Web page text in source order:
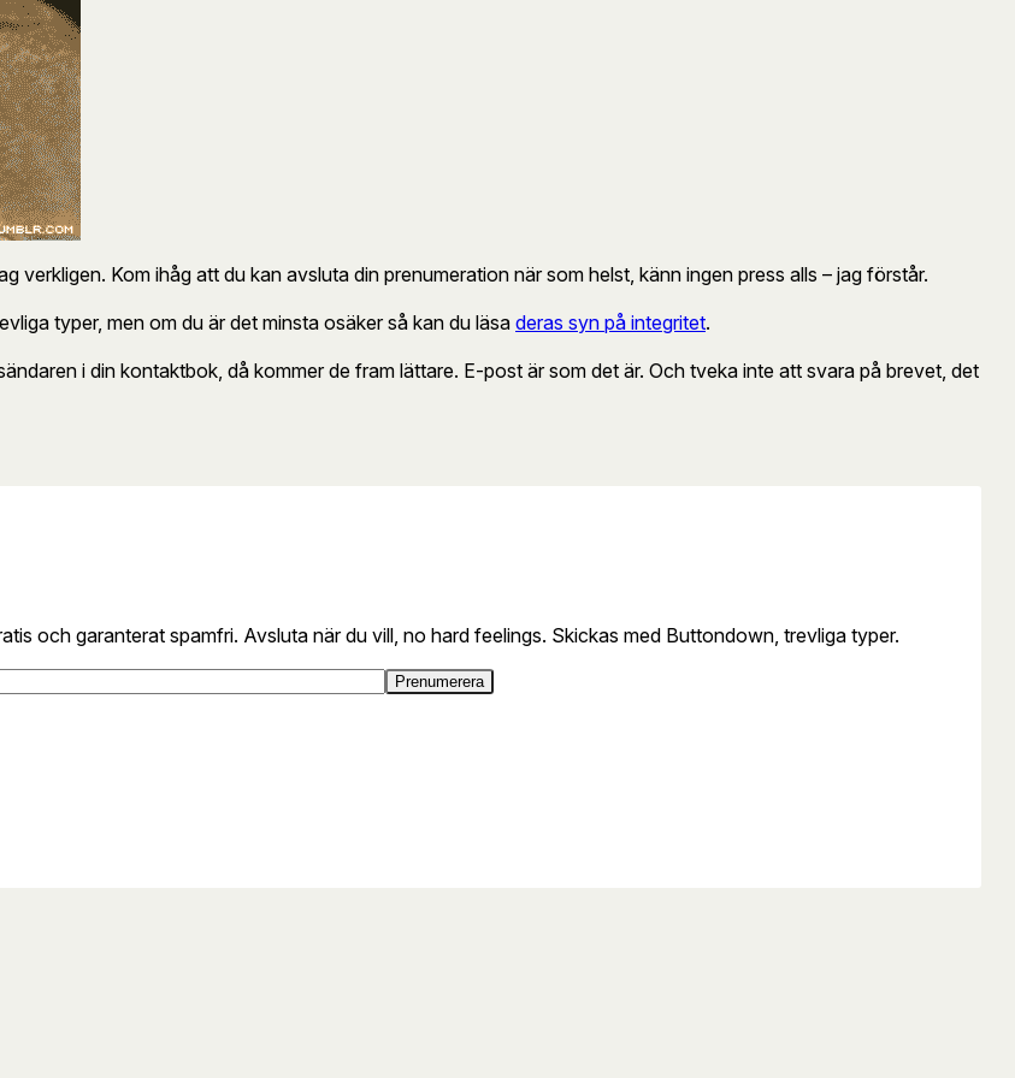
verkligen. Kom ihåg att du kan avsluta din prenumeration när som helst, känn ingen press alls – jag förstår.
typer, men om du är det minsta osäker så kan du läsaderas syn på integritet.
i din kontaktbok, då kommer de fram lättare. E-post är som det är. Och tveka inte att svara på brevet, det
och garanterat spamfri. Avsluta när du vill, no hard feelings. Skickas med Buttondown, trevliga typer.